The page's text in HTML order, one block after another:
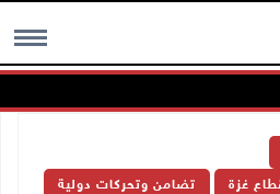
MENU
غزة تضامن وتحركات دولية